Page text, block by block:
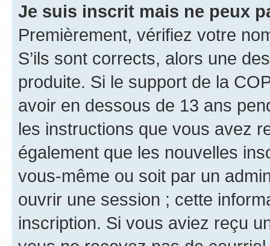
Je suis inscrit mais ne peux
Premièrement, vérifiez votre
S’ils sont corrects, alors une
produite. Si le support de la
avoir en dessous de 13 ans
les instructions que vous avez
également que les nouvelles
vous-même ou soit par un
ouvrir une session ; cette
inscription. Si vous aviez reçu